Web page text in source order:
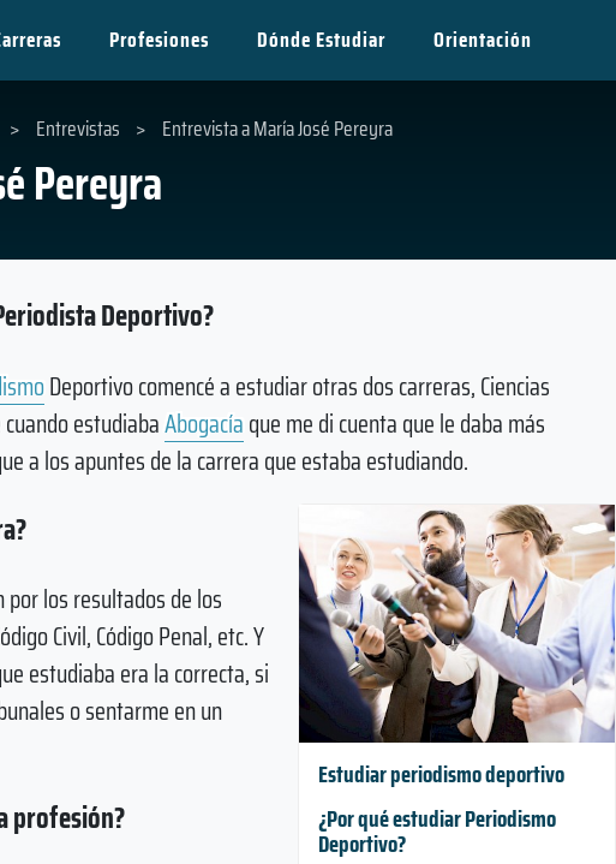
Profesiones Dónde Estudiar Orientación
Pereyra
> Entrevistas > Entrevista a María José Pereyra
Deportivo?
Deportivo comencé a estudiar otras dos carreras, Ciencias
estudiabaAbogacíaque me di cuenta que le daba más
a los apuntes de la carrera que estaba estudiando.
Estudiar periodismo deportivo
¿Por qué estudiar Periodismo
Deportivo?
los resultados de los
Civil, Código Penal, etc. Y
estudiaba era la correcta, si
o sentarme en un
profesión?